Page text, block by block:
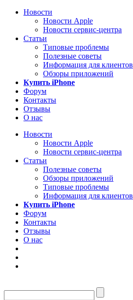
Новости
Новости Apple
Новости сервис-центра
Статьи
Типовые проблемы
Полезные советы
Информация для клиентов
Обзоры приложений
Купить iPhone
Форум
Контакты
Отзывы
О нас
Новости
Новости Apple
Новости сервис-центра
Статьи
Полезные советы
Обзоры приложений
Типовые проблемы
Информация для клиентов
Купить iPhone
Форум
Контакты
Отзывы
О нас